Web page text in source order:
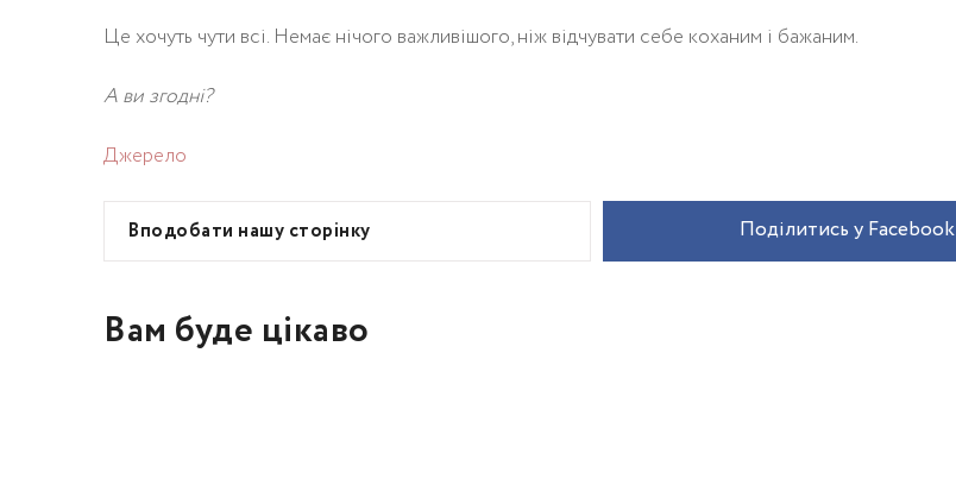
Це хочуть чути всі. Немає нічого важливішого, ніж відчувати себе коханим і бажаним.
А ви згодні?
Джерело
Вподобати нашу сторінку Поділитись у Facebook
Вам буде цікаво